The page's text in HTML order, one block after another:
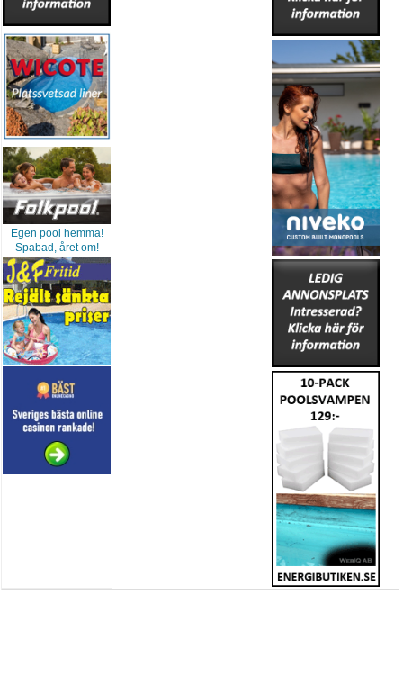
Egen pool hemma!
Spabad, året om!